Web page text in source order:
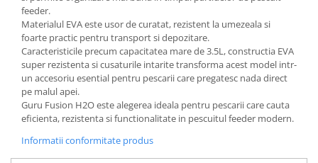
feeder.
Materialul EVA este usor de curatat, rezistent la umezeala si
foarte practic pentru transport si depozitare.
Caracteristicile precum capacitatea mare de 3.5L, constructia EVA
super rezistenta si cusaturile intarite transforma acest model intr-
un accesoriu esential pentru pescarii care pregatesc nada direct
pe malul apei.
Guru Fusion H2O este alegerea ideala pentru pescarii care cauta
eficienta, rezistenta si functionalitate in pescuitul feeder modern.
Informatii conformitate produs